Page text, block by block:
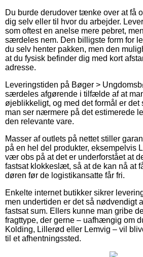
Du burde derudover tænke over at få
dig selv eller til hvor du arbejder.
som oftest en anelse mere pebret,
særdeles nem. Den billigste form for
du selv henter pakken, men den
at du fysisk befinder dig med kort
adresse.
Leveringstiden på Bøger >
særdeles afgørende i tilfælde af at
øjeblikkeligt, og med det formål er det
man ser nærmere på det estimerede
den relevante vare.
Masser af outlets på nettet stiller
på en hel del produkter, eksempelvis
vær obs på at det er underforstået at
fastsat klokkeslæt, så at de kan nå at
døren før de logistikansatte får fri.
Enkelte internet butikker sikrer
men undertiden er det så nødvendigt
fastsat sum. Ellers kunne man gribe
fragttype, der gerne – uafhængig om
Kolding, Lillerød eller Lemvig – vil
til et afhentningssted.